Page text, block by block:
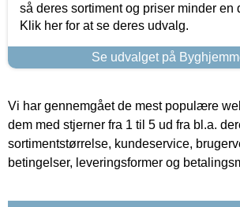
så deres sortiment og priser minder en
Klik her for at se deres udvalg.
Se udvalget på
Vi har gennemgået de mest populære
dem med stjerner fra 1 til 5 ud fra bl.a.
sortimentstørrelse, kundeservice,
betingelser, leveringsformer og